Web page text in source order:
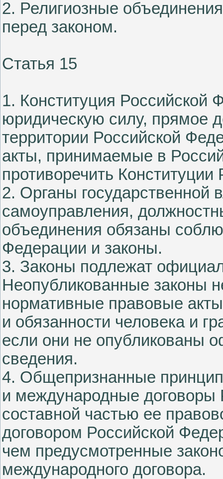
2. Религиозные
перед законом.
Статья 15
1. Конституция
юридическую силу, прямое
территории Российской
акты, принимаемые в
противоречить
2. Органы государственной
самоуправления,
объединения обязаны
Федерации и законы.
3. Законы подлежат
Неопубликованные законы
нормативные правовые
и обязанности человека и
если они не опубликованы
сведения.
4. Общепризнанные
и международные договоры
составной частью ее
договором Российской
чем предусмотренные
международного договора.